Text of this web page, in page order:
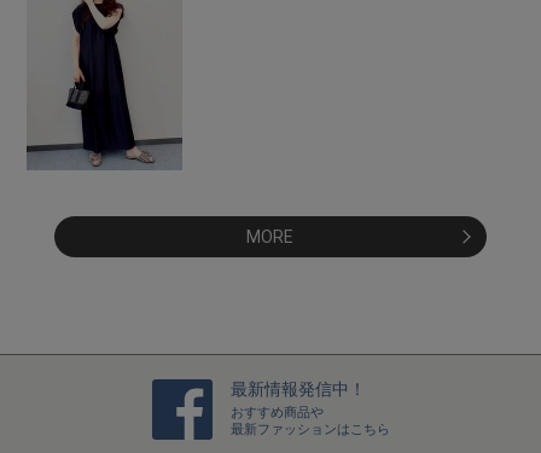
MORE
最新情報発信中！
おすすめ商品や
最新ファッションはこちら